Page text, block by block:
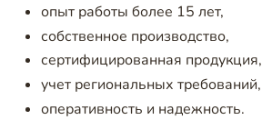
опыт работы более 15 лет,
собственное производство,
сертифицированная продукция,
учет региональных требований,
оперативность и надежность.